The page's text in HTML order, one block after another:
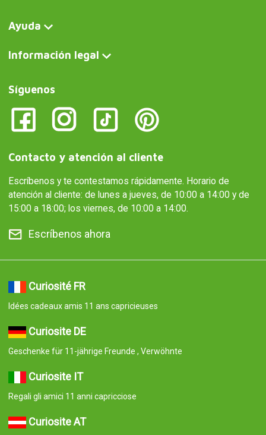
Ayuda
Información legal
Síguenos
Contacto y atención al cliente
Escríbenos y te contestamos rápidamente. Horario de
atención al cliente: de lunes a jueves, de 10:00 a 14:00 y de
15:00 a 18:00; los viernes, de 10:00 a 14:00.
Escríbenos ahora
Curiosité FR
Idées cadeaux amis 11 ans capricieuses
Curiosite DE
Geschenke für 11-jährige Freunde , Verwöhnte
Curiosite IT
Regali gli amici 11 anni capricciose
Curiosite AT